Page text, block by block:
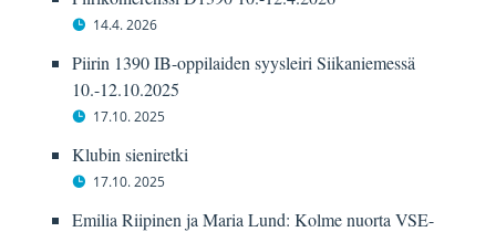
14.4. 2026
Piirin 1390 IB-oppilaiden syysleiri Siikaniemessä
10.-12.10.2025
17.10. 2025
Klubin sieniretki
17.10. 2025
Emilia Riipinen ja Maria Lund: Kolme nuorta VSE-